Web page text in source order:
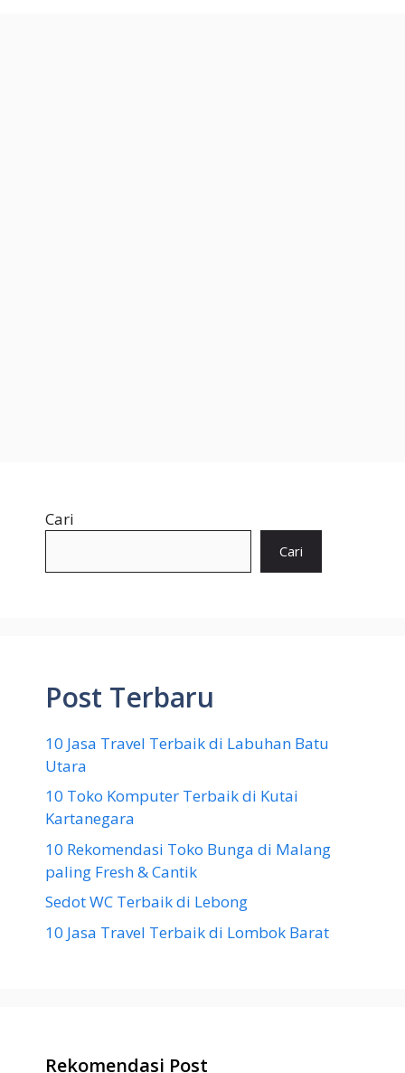
Cari
Cari
Post Terbaru
10 Jasa Travel Terbaik di Labuhan Batu
Utara
10 Toko Komputer Terbaik di Kutai
Kartanegara
10 Rekomendasi Toko Bunga di Malang
paling Fresh & Cantik
Sedot WC Terbaik di Lebong
10 Jasa Travel Terbaik di Lombok Barat
Rekomendasi Post